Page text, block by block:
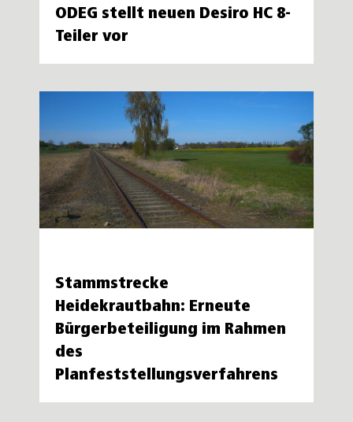
ODEG stellt neuen Desiro HC 8-
Teiler vor
Stammstrecke
Heidekrautbahn: Erneute
Bürgerbeteiligung im Rahmen
des
Planfeststellungsverfahrens